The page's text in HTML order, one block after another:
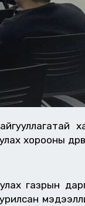
хорооны
газрын